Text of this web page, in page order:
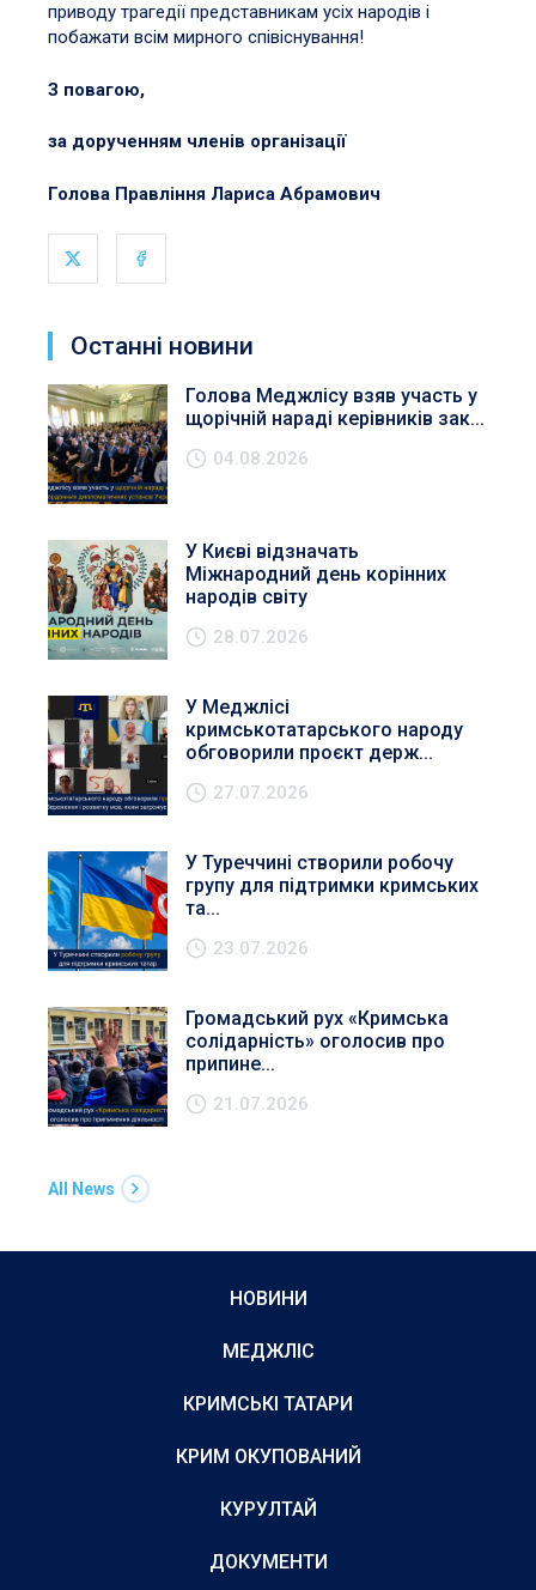
приводу трагедії представникам усіх народів і
побажати всім мирного співіснування!
З повагою,
за дорученням членів організації
Голова Правління Лариса Абрамович
Останні новини
Голова Меджлісу взяв участь у
щорічній нараді керівників зак...
04.08.2026
У Києві відзначать
Міжнародний день корінних
народів світу
28.07.2026
У Меджлісі
кримськотатарського народу
обговорили проєкт держ...
27.07.2026
У Туреччині створили робочу
групу для підтримки кримських
та...
23.07.2026
Громадський рух «Кримська
солідарність» оголосив про
припине...
21.07.2026
All News
НОВИНИ
МЕДЖЛІС
КРИМСЬКІ ТАТАРИ
КРИМ ОКУПОВАНИЙ
КУРУЛТАЙ
ДОКУМЕНТИ